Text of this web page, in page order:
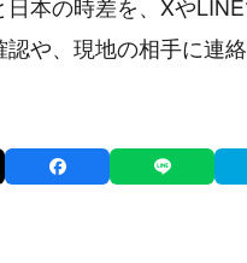
本の時差を、XやLINE
認や、現地の相手に連